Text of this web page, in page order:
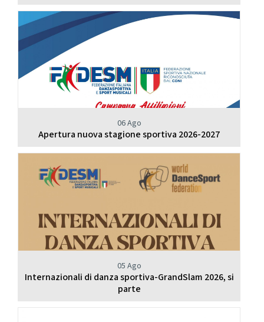
06 Ago
Apertura nuova stagione sportiva 2026-2027
05 Ago
Internazionali di danza sportiva-GrandSlam 2026, si
parte